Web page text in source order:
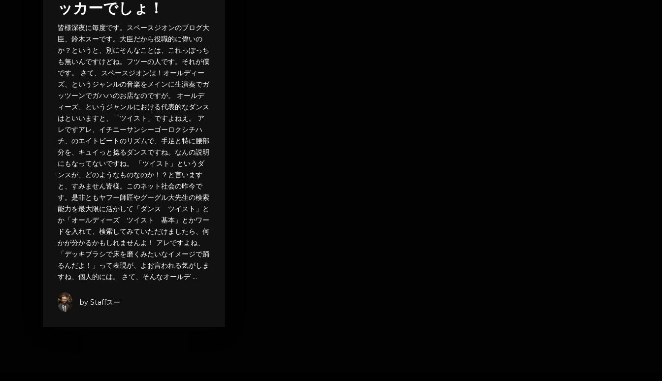
ッカーでしょ！
皆様深夜に毎度です。スペースジオンのブログ大
臣、鈴木スーです。大臣だから役職的に偉いの
か？というと、別にそんなことは、これっぽっち
も無いんですけどね。フツーの人です。それが僕
です。 さて、スペースジオンは！オールディー
ズ、というジャンルの音楽をメインに生演奏でガ
ッツーンでガハハのお店なのですが。 オールデ
ィーズ、というジャンルにおける代表的なダンス
はといいますと、「ツイスト」ですよねえ。 ア
レですアレ、イチニーサンシーゴーロクシチハ
チ、のエイトビートのリズムで、手足と特に腰部
分を、キュイっと捻るダンスですね。なんの説明
にもなってないですね。 「ツイスト」というダ
ンスが、どのようなものなのか！？と言います
と、すみません皆様。このネット社会の昨今で
す。是非ともヤフー師匠やグーグル大先生の検索
能力を最大限に活かして「ダンス ツイスト」と
か「オールディーズ ツイスト 基本」とかワー
ドを入れて、検索してみていただけましたら、何
かが分かるかもしれませんよ！ アレですよね、
「デッキブラシで床を磨くみたいなイメージで踊
るんだよ！」って表現が、よお言われる気がしま
すね、個人的には。 さて、そんなオールデ …
by Staffスー